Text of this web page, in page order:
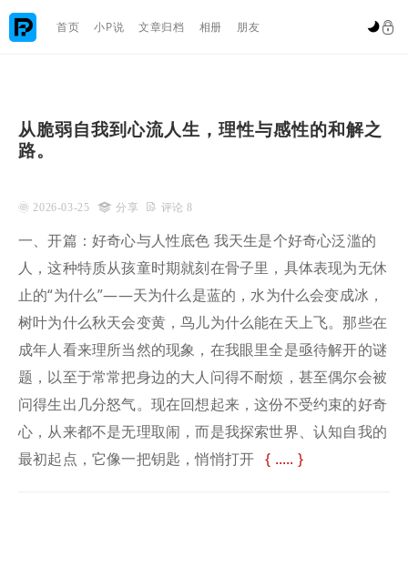
 首页 小P说 文章归档 相册 朋友 
从脆弱自我到心流人生，理性与感性的和解之
路。
 2026-03-25  分享  评论 8
一、开篇：好奇心与人性底色 我天生是个好奇心泛滥的
人，这种特质从孩童时期就刻在骨子里，具体表现为无休
止的“为什么”——天为什么是蓝的，水为什么会变成冰，
树叶为什么秋天会变黄，鸟儿为什么能在天上飞。那些在
成年人看来理所当然的现象，在我眼里全是亟待解开的谜
题，以至于常常把身边的大人问得不耐烦，甚至偶尔会被
问得生出几分怒气。现在回想起来，这份不受约束的好奇
心，从来都不是无理取闹，而是我探索世界、认知自我的
最初起点，它像一把钥匙，悄悄打开
.....